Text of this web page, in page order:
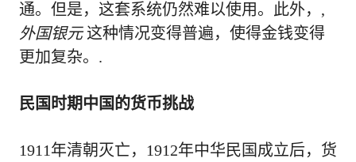
通。但是，这套系统仍然难以使用。此外，,
外国银元这种情况变得普遍，使得金钱变得
更加复杂。.
民国时期中国的货币挑战
1911年清朝灭亡，1912年中华民国成立后，货